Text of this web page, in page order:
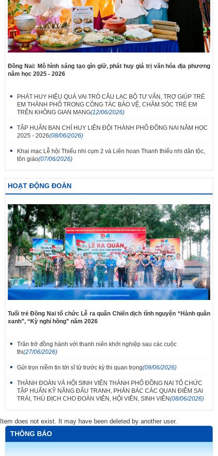
Đồng Nai: Mô hình sáng tạo gìn giữ, phát huy giá trị văn hóa địa phương
năm học 2025 - 2026
PHÁT HUY HIỆU QUẢ VAI TRÒ CÂU LẠC BỘ TƯ VẤN, TRỢ GIÚP TRẺ
EM THÀNH PHỐ TRONG CÔNG TÁC BẢO VỆ, CHĂM SÓC TRẺ EM
TRÊN KHÔNG GIAN MẠNG(12/06/2026)
TẬP HUẤN BAN CHỈ HUY LIÊN ĐỘI THÀNH PHỐ ĐỒNG NAI NĂM HỌC
2025 - 2026(08/06/2026)
Khai mạc Lễ hội Thiếu nhi cụm 2 và Liên hoan Thanh thiếu nhi dân tộc,
tôn giáo(07/06/2026)
HOẠT ĐỘNG ĐOÀN
Tuổi trẻ Đồng Nai tổ chức Lễ ra quân Chiến dịch tình nguyện “Hành quân
xanh”, “Kỳ nghỉ hồng” năm 2026
Trăn trở đồng hành với thanh niên khởi nghiệp sau các cuộc
thi(27/06/2026)
Gửi trọn niềm tin tới sĩ tử trước kỳ thi quan trọng(09/06/2026)
THÀNH ĐOÀN VÀ HỘI SINH VIÊN THÀNH PHỐ ĐỒNG NAI TỔ CHỨC
TẬP HUẤN KỸ NĂNG ĐẤU TRANH, PHẢN BÁC CÁC QUAN ĐIỂM SAI
TRÁI, THÙ ĐỊCH CHO ĐOÀN VIÊN, HỘI VIÊN, SINH VIÊN(08/06/2026)
Item does not exist. It may have been deleted by another user.
THÔNG BÁO